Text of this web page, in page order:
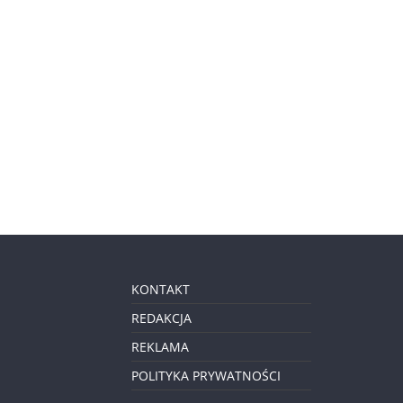
KONTAKT
REDAKCJA
REKLAMA
POLITYKA PRYWATNOŚCI